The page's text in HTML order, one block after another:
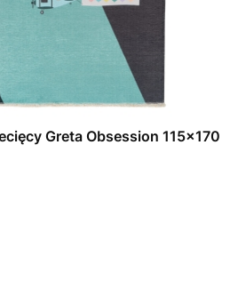
Greta Obsession 115x170